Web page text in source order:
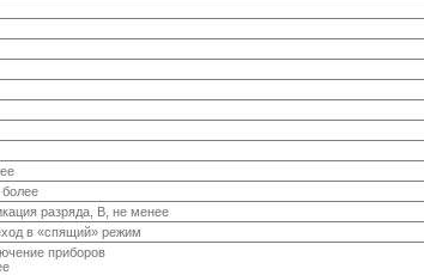
разряда, В, не менее
в «спящий» режим
приборов